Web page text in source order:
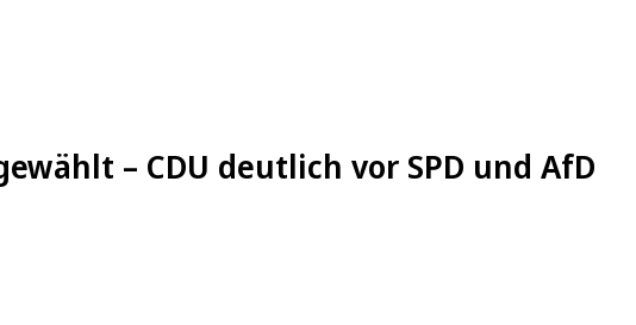
– CDU deutlich vor SPD und AfD